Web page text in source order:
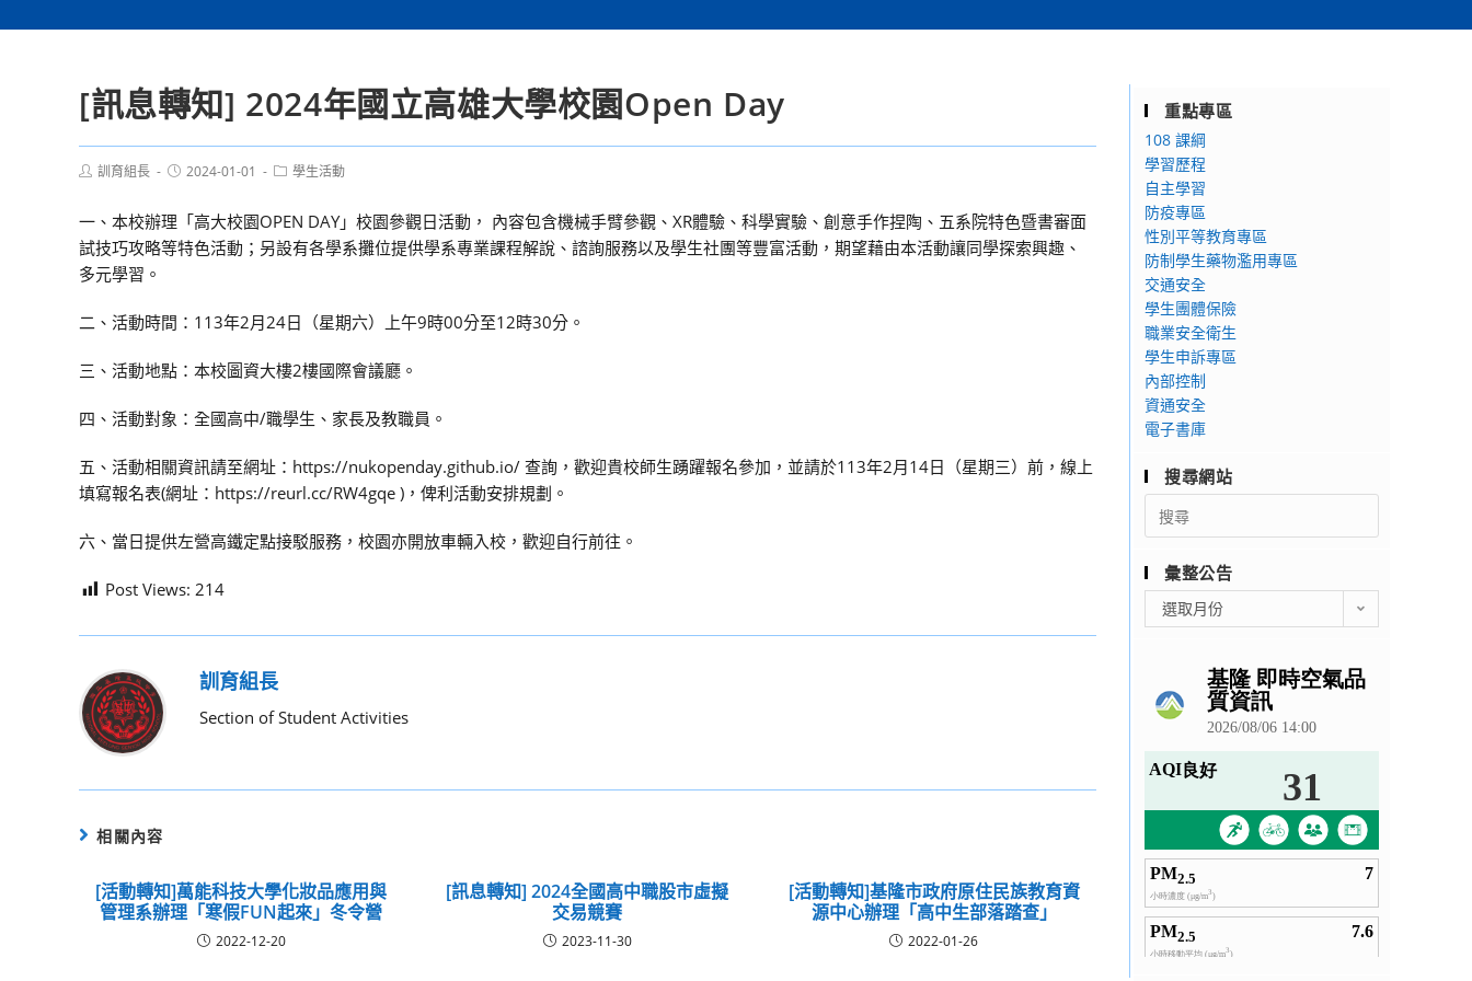
[訊息轉知] 2024年國立高雄大學校園Open Day
Post訓育組長
Post2024-01-01
Post學生活動
一、本校辦理「高大校園OPEN DAY」校園參觀日活動， 內容包含機械手臂參觀、XR體驗、科學實驗、創意手作捏陶、五系院特色暨書審面
試技巧攻略等特色活動；另設有各學系攤位提供學系專業課程解說、諮詢服務以及學生社團等豐富活動，期望藉由本活動讓同學探索興趣、
多元學習。
二、活動時間：113年2月24日（星期六）上午9時00分至12時30分。
三、活動地點：本校圖資大樓2樓國際會議廳。
四、活動對象：全國高中/職學生、家長及教職員。
五、活動相關資訊請至網址：https://nukopenday.github.io/ 查詢，歡迎貴校師生踴躍報名參加，並請於113年2月14日（星期三）前，線上
填寫報名表(網址：https://reurl.cc/RW4gqe )，俾利活動安排規劃。
六、當日提供左營高鐵定點接駁服務，校園亦開放車輛入校，歡迎自行前往。
Post Views: 214
訓育組長
Section of Student Activities
相關內容
[活動轉知]萬能科技大學化妝品應用與
管理系辦理「寒假FUN起來」冬令營
2022-12-20
[訊息轉知] 2024全國高中職股市虛擬
交易競賽
2023-11-30
[活動轉知]基隆市政府原住民族教育資
源中心辦理「高中生部落踏查」
2022-01-26
重點專區
108 課綱
學習歷程
自主學習
防疫專區
性別平等教育專區
防制學生藥物濫用專區
交通安全
學生團體保險
職業安全衛生
學生申訴專區
內部控制
資通安全
電子書庫
搜尋網站
Search
for:
彙整公告
整
選取月份